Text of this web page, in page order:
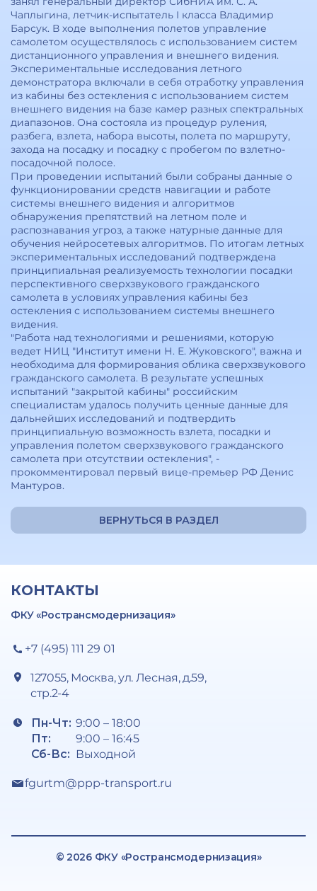
Чаплыгина, летчик-испытатель I класса Владимир
Барсук. В ходе выполнения полетов управление
самолетом осуществлялось с использованием систем
дистанционного управления и внешнего видения.
Экспериментальные исследования летного
демонстратора включали в себя отработку управления
из кабины без остекления с использованием систем
внешнего видения на базе камер разных спектральных
диапазонов. Она состояла из процедур руления,
разбега, взлета, набора высоты, полета по маршруту,
захода на посадку и посадку с пробегом по взлетно-
посадочной полосе.
При проведении испытаний были собраны данные о
функционировании средств навигации и работе
системы внешнего видения и алгоритмов
обнаружения препятствий на летном поле и
распознавания угроз, а также натурные данные для
обучения нейросетевых алгоритмов. По итогам летных
экспериментальных исследований подтверждена
принципиальная реализуемость технологии посадки
перспективного сверхзвукового гражданского
самолета в условиях управления кабины без
остекления с использованием системы внешнего
видения.
"Работа над технологиями и решениями, которую
ведет НИЦ "Институт имени Н. Е. Жуковского", важна и
необходима для формирования облика сверхзвукового
гражданского самолета. В результате успешных
испытаний "закрытой кабины" российским
специалистам удалось получить ценные данные для
дальнейших исследований и подтвердить
принципиальную возможность взлета, посадки и
управления полетом сверхзвукового гражданского
самолета при отсутствии остекления", -
прокомментировал первый вице-премьер РФ Денис
Мантуров.
ВЕРНУТЬСЯ В РАЗДЕЛ
КОНТАКТЫ
ФКУ «Ространсмодернизация»
+7 (495) 111 29 01
127055, Москва, ул. Лесная, д.59,
стр.2-4
Пн-Чт:
Пт:
Сб-Вс:
9:00 – 18:00
9:00 – 16:45
Выходной
fgurtm@ppp-transport.ru
© 2026 ФКУ «Ространсмодернизация»